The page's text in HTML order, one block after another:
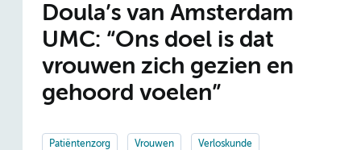
Doula’s van Amsterdam
UMC: “Ons doel is dat
vrouwen zich gezien en
gehoord voelen”
Patiëntenzorg Vrouwen Verloskunde